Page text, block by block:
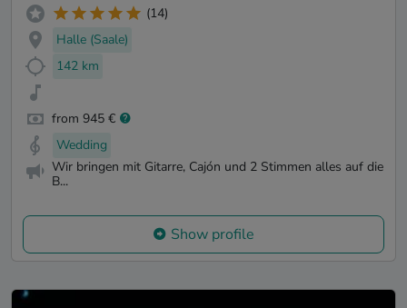
(14)
Halle (Saale)
142 km
from 945 €
Wedding
Wir bringen mit Gitarre, Cajón und 2 Stimmen alles auf die
B...
Show profile